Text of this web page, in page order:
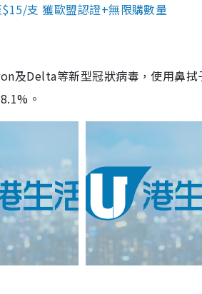
支 獲歐盟認證+無限購數量
及Delta等新型冠狀病毒，使用鼻拭
。